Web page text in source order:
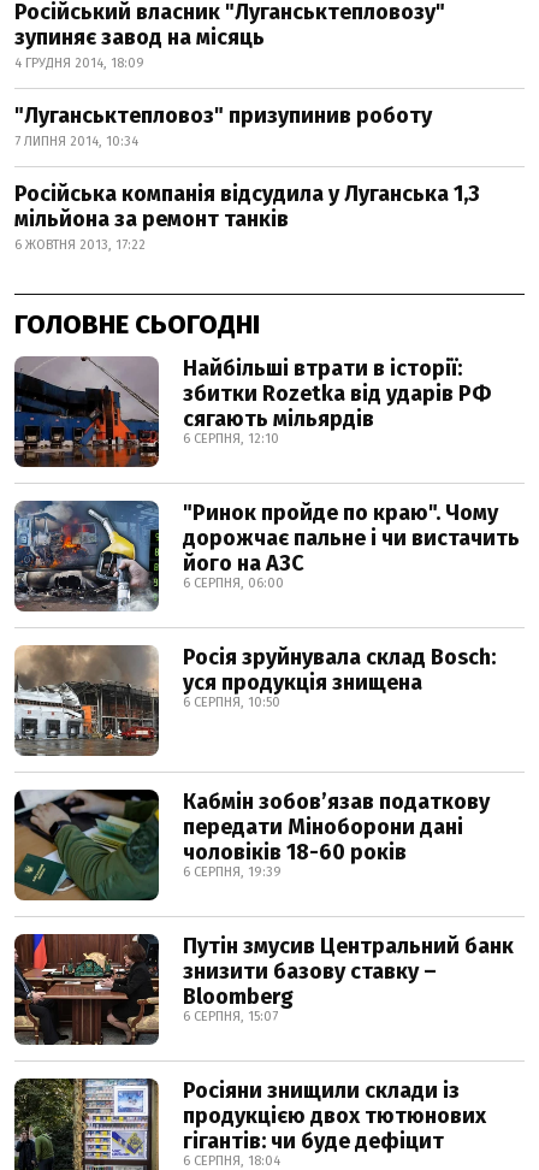
Російський власник "Луганськтепловозу"
зупиняє завод на місяць
4 ГРУДНЯ 2014, 18:09
"Луганськтепловоз" призупинив роботу
7 ЛИПНЯ 2014, 10:34
Російська компанія відсудила у Луганська 1,3
мільйона за ремонт танків
6 ЖОВТНЯ 2013, 17:22
ГОЛОВНЕ СЬОГОДНІ
Найбільші втрати в історії:
збитки Rozetka від ударів РФ
сягають мільярдів
6 СЕРПНЯ, 12:10
"Ринок пройде по краю". Чому
дорожчає пальне і чи вистачить
його на АЗС
6 СЕРПНЯ, 06:00
Росія зруйнувала склад Bosch:
уся продукція знищена
6 СЕРПНЯ, 10:50
Кабмін зобовʼязав податкову
передати Міноборони дані
чоловіків 18-60 років
6 СЕРПНЯ, 19:39
Путін змусив Центральний банк
знизити базову ставку –
Bloomberg
6 СЕРПНЯ, 15:07
Росіяни знищили склади із
продукцією двох тютюнових
гігантів: чи буде дефіцит
6 СЕРПНЯ, 18:04